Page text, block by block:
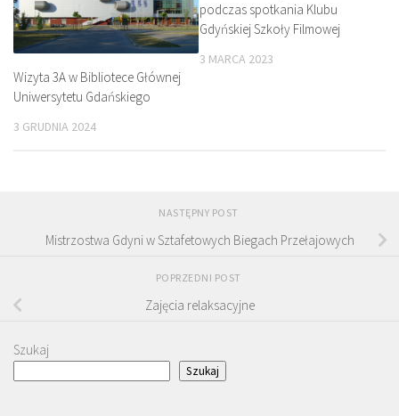
Wizyta 3A w Bibliotece Głównej
Uniwersytetu Gdańskiego
3 GRUDNIA 2024
podczas spotkania Klubu
Gdyńskiej Szkoły Filmowej
3 MARCA 2023
NASTĘPNY POST
Mistrzostwa Gdyni w Sztafetowych Biegach Przełajowych
POPRZEDNI POST
Zajęcia relaksacyjne
Szukaj
Szukaj